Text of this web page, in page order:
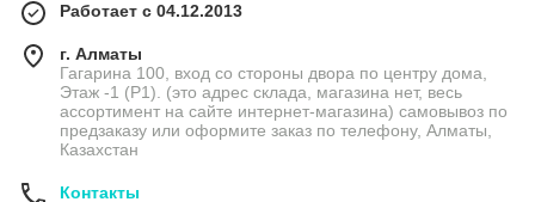
Работает с 04.12.2013
г. Алматы
Гагарина 100, вход со стороны двора по центру дома,
Этаж -1 (P1). (это адрес склада, магазина нет, весь
ассортимент на сайте интернет-магазина) самовывоз по
предзаказу или оформите заказ по телефону, Алматы,
Казахстан
Контакты